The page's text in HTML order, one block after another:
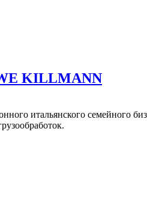
KILLMANN
итальянского семейного